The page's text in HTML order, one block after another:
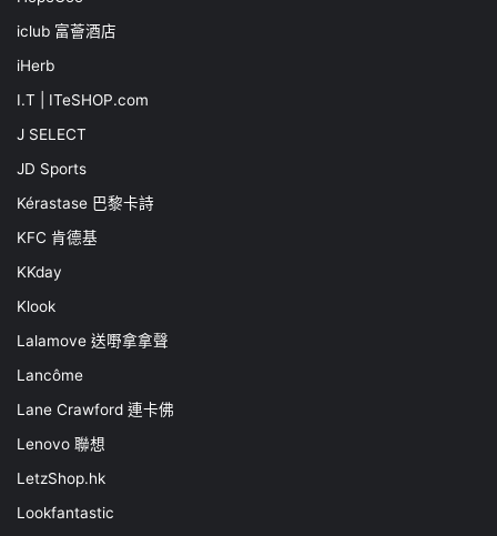
iclub 富薈酒店
iHerb
I.T | ITeSHOP.com
J SELECT
JD Sports
Kérastase 巴黎卡詩
KFC 肯德基
KKday
Klook
Lalamove 送嘢拿拿聲
Lancôme
Lane Crawford 連卡佛
Lenovo 聯想
LetzShop.hk
Lookfantastic